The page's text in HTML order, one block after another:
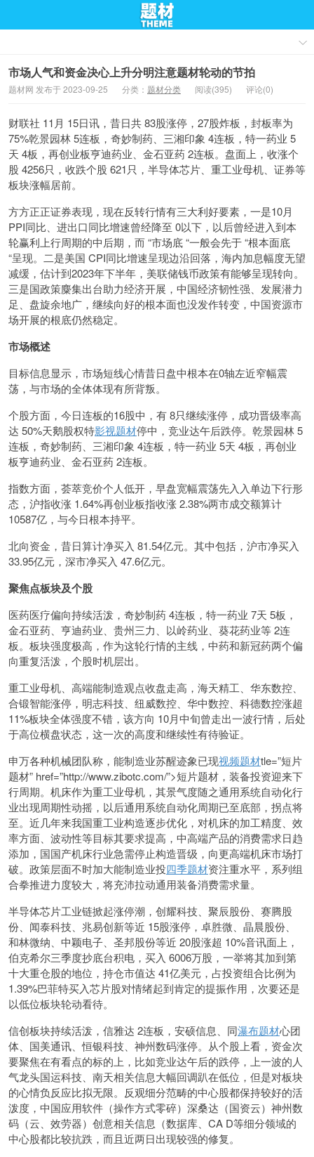
市场人气和资金决心上升分明注意题材轮动的节拍
题材网 发布于 2023-09-25 分类： 题材分类 阅读(395) 评论(0)
财联社 11月 15日讯，昔日共 83股涨停，27股炸板，封板率为
75%乾景园林 5连板，奇妙制药、三湘印象 4连板，特一药业 5
天 4板，再创业板亨迪药业、金石亚药 2连板。盘面上，收涨个
股 4256只，收跌个股 621只，半导体芯片、重工业母机、证券等
板块涨幅居前。
方方正正证券表现，现在反转行情有三大利好要素，一是10月
PPI同比、进出口同比增速曾经降至 0以下，以后曾经进入到本
轮赢利上行周期的中后期，而 “市场底 “一般会先于 “根本面底
“呈现。二是美国 CPI同比增速呈现边沿回落，海内加息幅度无望
减缓，估计到2023年下半年，美联储钱币政策有能够呈现转向。
三是国政策麋集出台助力经济开展，中国经济韧性强、发展潜力
足、盘旋余地广，继续向好的根本面也没发作转变，中国资源市
场开展的根底仍然稳定。
市场概述
目标信息显示，市场短线心情昔日盘中根本在0轴左近窄幅震
荡，与市场的全体体现有所背叛。
个股方面，今日连板的16股中，有 8只继续涨停，成功晋级率高
达 50%天鹅股权特影视题材停中，竞业达午后跌停。乾景园林 5
连板，奇妙制药、三湘印象 4连板，特一药业 5天 4板，再创业
板亨迪药业、金石亚药 2连板。
指数方面，荟萃竞价个人低开，早盘宽幅震荡先入入单边下行形
态，沪指收涨 1.64%再创业板指收涨 2.38%两市成交额算计
10587亿，与今日根本持平。
北向资金，昔日算计净买入 81.54亿元。其中包括，沪市净买入
33.95亿元，深市净买入 47.6亿元。
聚焦点板块及个股
医药医疗偏向持续活泼，奇妙制药 4连板，特一药业 7天 5板，
金石亚药、亨迪药业、贵州三力、以岭药业、葵花药业等 2连
板。板块强度极高，作为这轮行情的主线，中药和新冠药两个偏
向重复活泼，个股时机层出。
重工业母机、高端能制造观点收盘走高，海天精工、华东数控、
合锻智能涨停，明志科技、纽威数控、华中数控、科德数控涨超
11%板块全体强度不错，该方向 10月中旬曾走出一波行情，后处
于高位横盘状态，这一次的高度和继续性有待验证。
申万各种机械团队称，能制造业苏醒迹象已现视频题材tle=”短片
题材” href=”http://www.zibotc.com/”>短片题材，装备投资迎来下
行周期。机床作为重工业母机，其景气度随之通用系统自动化行
业出现周期性动摇，以后通用系统自动化周期已至底部，拐点将
至。近几年来我国重工业构造逐步优化，对机床的加工精度、效
率方面、波动性等目标其要求提高，中高端产品的消费需求日趋
添加，国国产机床行业急需停止构造晋级，向更高端机床市场打
破。政策层面不时加大能制造业投四季题材资注重水平，系列组
合拳推进力度较大，将充沛拉动通用装备消费需求量。
半导体芯片工业链掀起涨停潮，创耀科技、聚辰股份、赛腾股
份、闻泰科技、兆易创新等近 15股涨停，卓胜微、晶晨股份、
和林微纳、中颖电子、圣邦股份等近 20股涨超 10%音讯面上，
伯克希尔三季度抄底台积电，买入 6006万股，一举将其加到第
十大重仓股的地位，持仓市值达 41亿美元，占投资组合比例为
1.39%巴菲特买入芯片股对情绪起到肯定的提振作用，次要还是
以低位板块轮动看待。
信创板块持续活泼，信雅达 2连板，安硕信息、同瀑布题材心团
体、国美通讯、恒银科技、神州数码涨停。从个股上看，资金次
要聚焦在有看点的标的上，比如竞业达午后的跌停，上一波的人
气龙头国运科技、南天相关信息大幅回调趴在低位，但是对板块
的心情负反应比拟无限。反观细分范畴的中心股都保持较好的活
泼度，中国应用软件（操作方式零碎）深桑达（国资云）神州数
码（云、效劳器）创意相关信息（数据库、CA D等细分领域的
中心股都比较抗跌，而且近两日出现较强的修复。